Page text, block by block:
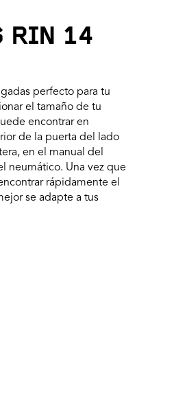
RIN 14
perfecto para tu
el tamaño de tu
encontrar en
de la puerta del lado
en el manual del
neumático. Una vez que
rápidamente el
se adapte a tus